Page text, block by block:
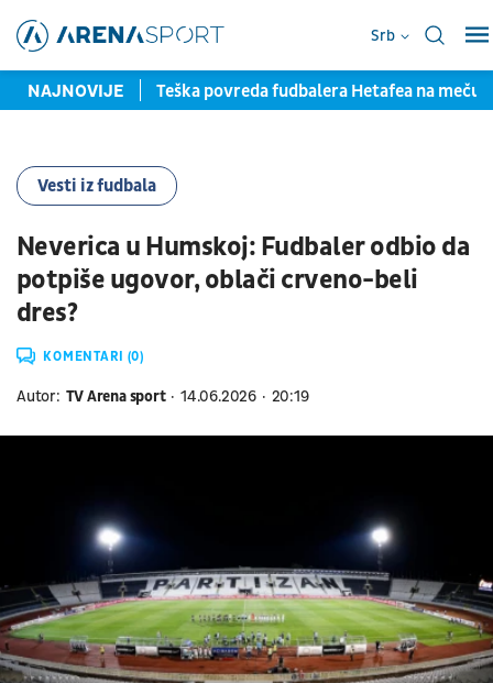
Srb
NAJNOVIJE
pred potpisom Teška povreda fudbalera Hetafea na meču
Vesti iz fudbala
Neverica u Humskoj: Fudbaler odbio da
potpiše ugovor, oblači crveno-beli
dres?
KOMENTARI (0)
Autor: TV Arena sport 14.06.2026 20:19